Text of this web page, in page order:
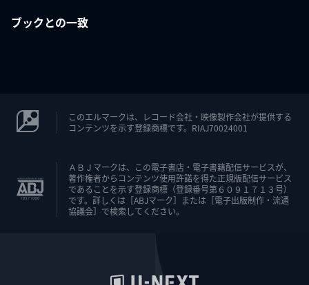
ブックとの一致
このエルマークは、レコード会社・映像製作会社が提供する
コンテンツを示す登録商標です。RIAJ70024001
ＡＢＪマークは、この電子書店・電子書籍配信サービスが、
著作権者からコンテンツ使用許諾を得た正規版配信サービス
であることを示す登録商標（登録番号第６０９１７１３号）
です。詳しくは［ABJマーク］または［電子出版制作・流通
協議会］で検索してください。